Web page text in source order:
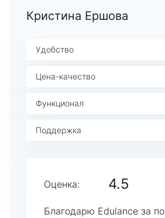
Кристина Ершова
Удобство
Цена-качество
Функционал
Поддержка
Оценка: 4.5
Благодарю Edulance за